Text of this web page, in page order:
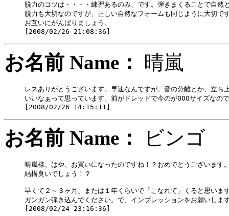
脱力のコツは・・・・練習あるのみ、です。弾きまくることで自然
脱力も大切なのですが、正しい自然なフォームも同じように大切で
お互いにがんばりましょう。
お名前 Name： 晴嵐
レスありがとうございます。早速なんですが、音の分離とか、立
いいなぁって思っています。前がドレッドで今のがOOOサイズな
お名前 Name： ビン
晴嵐様、はや、お買いになったのですね！？おめでとうございます
結構良いでしょう！？
早くて２～３ヶ月、または１年くらいで「こなれて」くると思いま
ガンガン弾き込んでください。で、インプレッションをお願いしま